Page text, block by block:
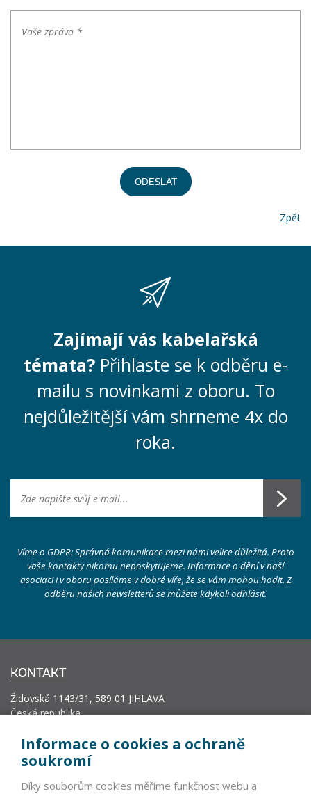
ODESLAT
Zpět
Zajímají vás kabelařská
témata? Přihlaste se k odběru e-
mailu s novinkami z oboru. To
nejdůležitější vám shrneme 4x do
roka.
Víme o GDPR: Správná komunikace mezi námi velice důležitá. Proto
vaše kontakty nikomu neposkytujeme. Informace o dění v naší
asociaci i v oboru posíláme v dobré víře, že se vám mohou hodit. Z
odběru našich newsletterů se můžete kdykoli odhlásit.
KONTAKT
Židovská 1143/31, 589 01 JIHLAVA
Česká republika
+420 602 271 633
Informace o cookies a ochraně
soukromí
Díky souborům cookies měříme funkčnost webu a